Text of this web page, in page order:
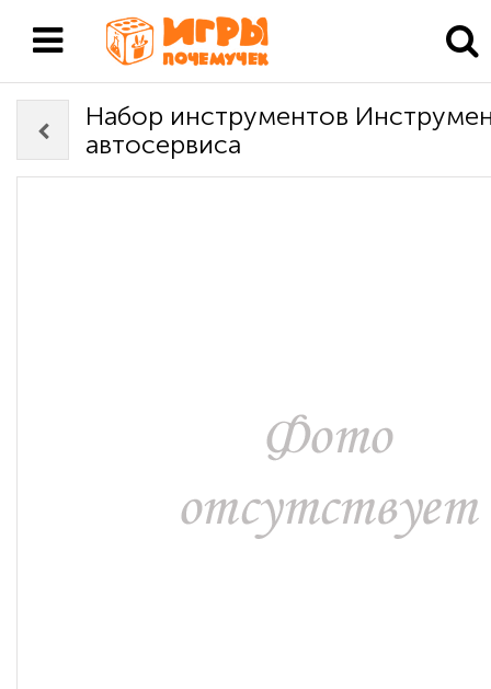
Набор инструментов
автосервиса